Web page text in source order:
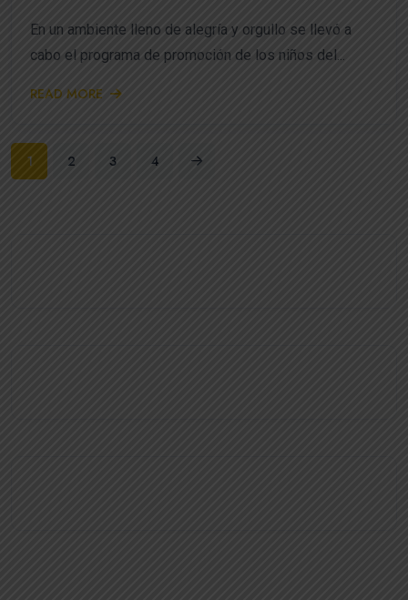
En un ambiente lleno de alegría y orgullo se llevó a
cabo el programa de promoción de los niños del...
READ MORE
1 2 3 4